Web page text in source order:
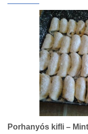
Porhanyós kifli –